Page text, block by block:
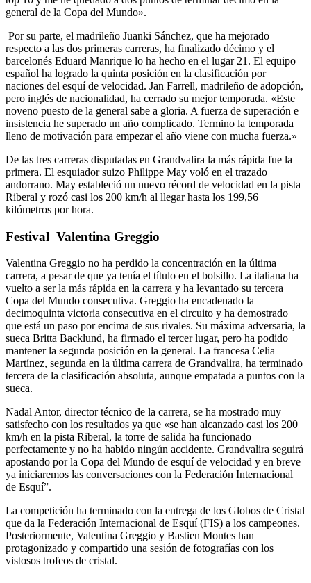
general de la Copa del Mundo».
Por su parte, el madrileño Juanki Sánchez, que ha mejorado
respecto a las dos primeras carreras, ha finalizado décimo y el
barcelonés Eduard Manrique lo ha hecho en el lugar 21. El equipo
español ha logrado la quinta posición en la clasificación por
naciones del esquí de velocidad. Jan Farrell, madrileño de adopción,
pero inglés de nacionalidad, ha cerrado su mejor temporada. «Este
noveno puesto de la general sabe a gloria. A fuerza de superación e
insistencia he superado un año complicado. Termino la temporada
lleno de motivación para empezar el año viene con mucha fuerza.»
De las tres carreras disputadas en Grandvalira la más rápida fue la
primera. El esquiador suizo Philippe May voló en el trazado
andorrano. May estableció un nuevo récord de velocidad en la pista
Riberal y rozó casi los 200 km/h al llegar hasta los 199,56
kilómetros por hora.
Festival Valentina Greggio
Valentina Greggio no ha perdido la concentración en la última
carrera, a pesar de que ya tenía el título en el bolsillo. La italiana ha
vuelto a ser la más rápida en la carrera y ha levantado su tercera
Copa del Mundo consecutiva. Greggio ha encadenado la
decimoquinta victoria consecutiva en el circuito y ha demostrado
que está un paso por encima de sus rivales. Su máxima adversaria, la
sueca Britta Backlund, ha firmado el tercer lugar, pero ha podido
mantener la segunda posición en la general. La francesa Celia
Martínez, segunda en la última carrera de Grandvalira, ha terminado
tercera de la clasificación absoluta, aunque empatada a puntos con la
sueca.
Nadal Antor, director técnico de la carrera, se ha mostrado muy
satisfecho con los resultados ya que «se han alcanzado casi los 200
km/h en la pista Riberal, la torre de salida ha funcionado
perfectamente y no ha habido ningún accidente. Grandvalira seguirá
apostando por la Copa del Mundo de esquí de velocidad y en breve
ya iniciaremos las conversaciones con la Federación Internacional
de Esquí”.
La competición ha terminado con la entrega de los Globos de Cristal
que da la Federación Internacional de Esquí (FIS) a los campeones.
Posteriormente, Valentina Greggio y Bastien Montes han
protagonizado y compartido una sesión de fotografías con los
vistosos trofeos de cristal.